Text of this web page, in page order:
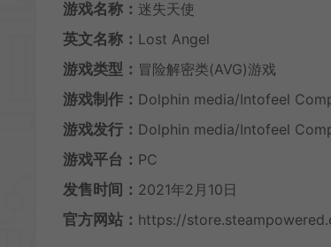
游戏名称： 迷失天使
英文名称： Lost Angel
游戏类型： 冒险解密类(AVG)游戏
游戏制作： Dolphin media/Intofeel
游戏发行： Dolphin media/Intofeel
游戏平台： PC
发售时间： 2021年2月10日
官方网站： https://